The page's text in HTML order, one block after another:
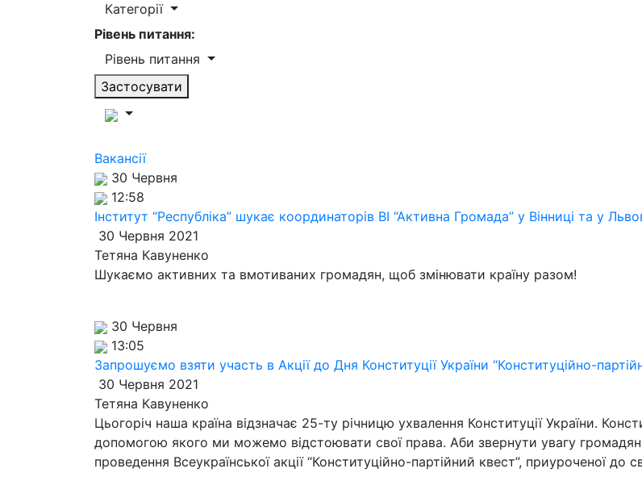
Категорії
Рівень питання:
Рівень питання
Застосувати
Вакансії
30 Червня
12:58
Інститут “Республіка” шукає координаторів ВІ “Активна Громада” у Вінниці та у
30 Червня 2021
Тетяна Кавуненко
Шукаємо активних та вмотиваних громадян, щоб змінювати країну разом!
30 Червня
13:05
Запрошуємо взяти участь в Акції до Дня Конституції України “Конституційно-
30 Червня 2021
Тетяна Кавуненко
Цьогоріч наша країна відзначає 25-ту річницю ухвалення Конституції України.
допомогою якого ми можемо відстоювати свої права. Аби звернути увагу
проведення Всеукраїнської акції “Конституційно-партійний квест”, приуроченої до